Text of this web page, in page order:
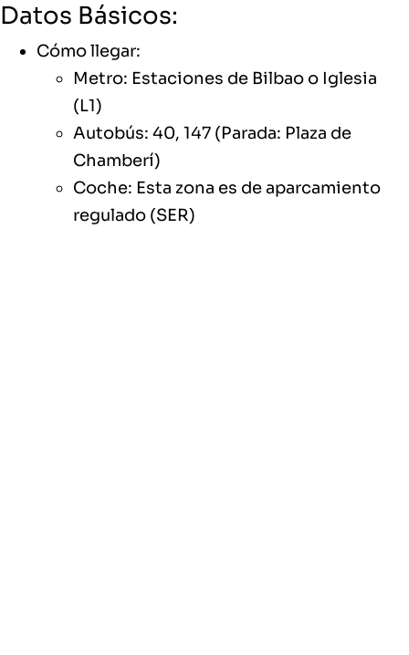
Datos Básicos:
Cómo llegar:
Metro: Estaciones de Bilbao o Iglesia
(L1)
Autobús: 40, 147 (Parada: Plaza de
Chamberí)
Coche: Esta zona es de aparcamiento
regulado (SER)